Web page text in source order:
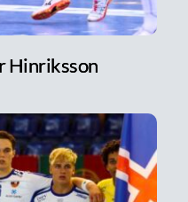
Hinriksson